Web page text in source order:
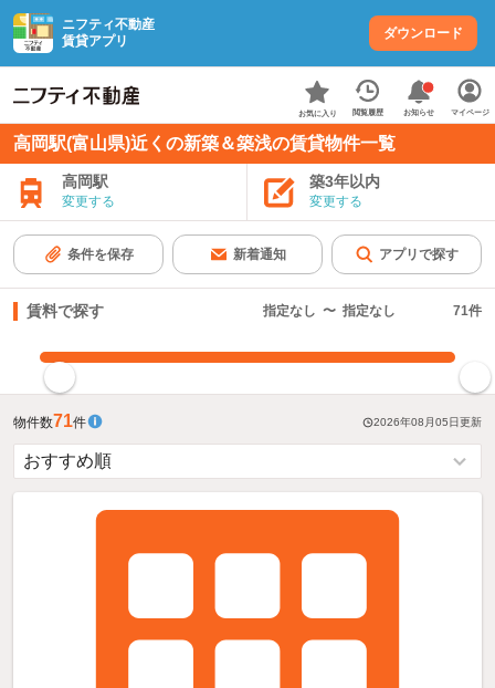
ニフティ不動産
賃貸アプリ
ダウンロード
お気に入り 閲覧履歴 お知らせ マイページ
高岡駅(富山県)近くの新築＆築浅の賃貸物件一覧
高岡駅
変更する
築3年以内
変更する
条件を保存 新着通知 アプリで探す
賃料で探す 指定なし 〜 指定なし 71件
物件数71件 2026年08月05日更新